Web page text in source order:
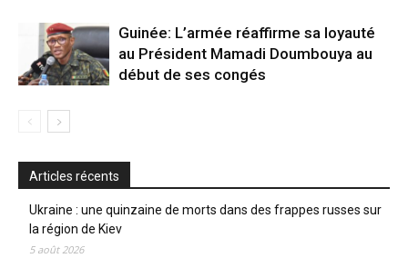
Guinée: L’armée réaffirme sa loyauté
au Président Mamadi Doumbouya au
début de ses congés
Articles récents
Ukraine : une quinzaine de morts dans des frappes russes sur
la région de Kiev
5 août 2026